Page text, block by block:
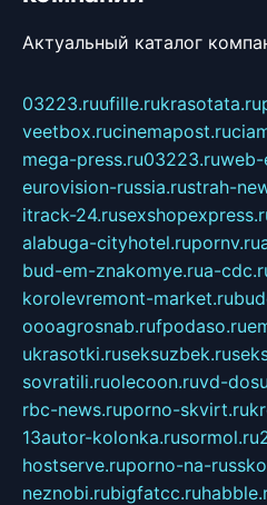
Актуальный каталог
03223.ruufille.rukrasotata.ru
veetbox.rucinemapost.ru
mega-press.ru03223.ruweb-
eurovision-russia.rustrah-
itrack-24.ru
alabuga-cityhotel.rupornv.ru
bud-em-znakomye.rua-
korolevremont-market.ru
oooagrosnab.rufpodaso.ru
ukrasotki.ruseksuzbek.ru
sovratili.ruolecoon.ruvd-
rbc-news.ruporno-skvirt.ru
13autor-kolonka.rusormol.ru
hostserve.ruporno-na-
neznobi.rubigfatcc.ru